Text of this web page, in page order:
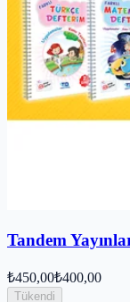
Tandem
₺450,00₺400,00
Tükendi